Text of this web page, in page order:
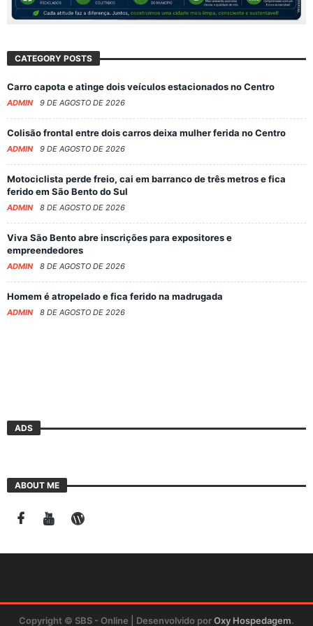
CATEGORY POSTS
Carro capota e atinge dois veículos estacionados no Centro
ADMIN 9 DE AGOSTO DE 2026
Colisão frontal entre dois carros deixa mulher ferida no Centro
ADMIN 9 DE AGOSTO DE 2026
Motociclista perde freio, cai em barranco de três metros e fica
ferido em São Bento do Sul
ADMIN 8 DE AGOSTO DE 2026
Viva São Bento abre inscrições para expositores e
empreendedores
ADMIN 8 DE AGOSTO DE 2026
Homem é atropelado e fica ferido na madrugada
ADMIN 8 DE AGOSTO DE 2026
ADS
ABOUT ME
Copyright © SBS - Online | Desenvolvido porOxy Hospedagem.